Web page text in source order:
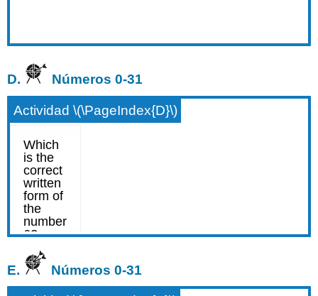
D. Números 0-31
Actividad \(\PageIndex{D}\)
E. Números 0-31